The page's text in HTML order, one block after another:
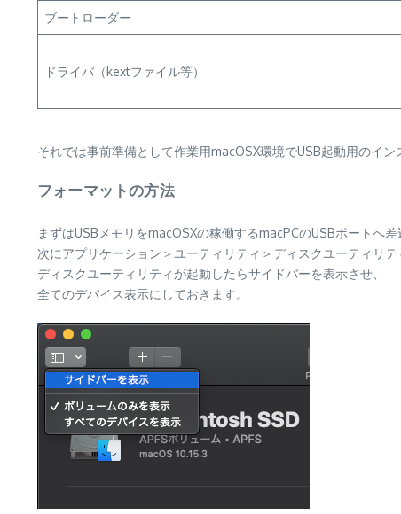
ブートローダー
ドライバ（kextファイル等）
それでは事前準備として作業用macOSX環境でUSB起動用のイン
フォーマットの方法
まずはUSBメモリをmacOSXの稼働するmacPCのUSBポートへ差
次にアプリケーション＞ユーティリティ＞ディスクユーティリテ
ディスクユーティリティが起動したらサイドバーを表示させ、
全てのデバイス表示にしておきます。